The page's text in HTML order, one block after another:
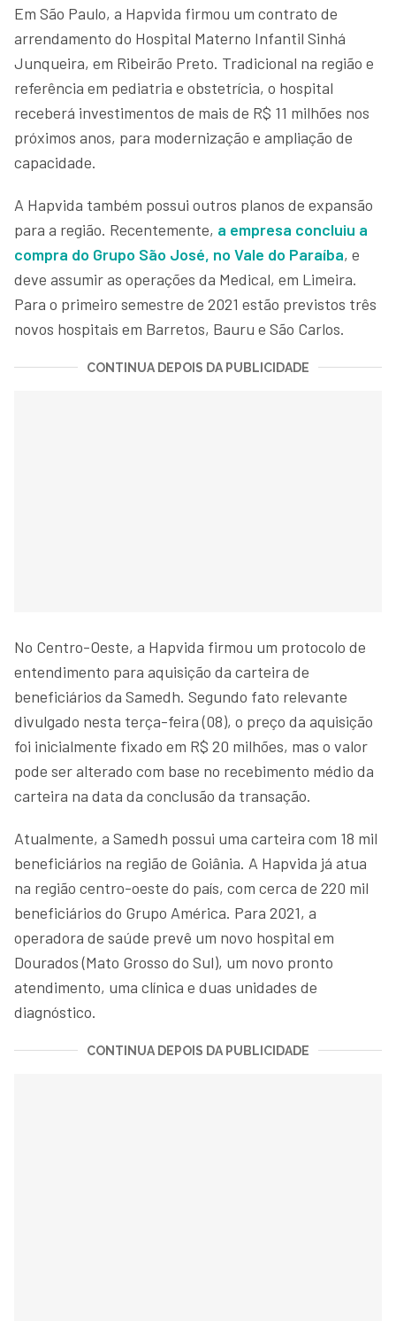
Em São Paulo, a Hapvida firmou um contrato de
arrendamento do Hospital Materno Infantil Sinhá
Junqueira, em Ribeirão Preto. Tradicional na região e
referência em pediatria e obstetrícia, o hospital
receberá investimentos de mais de R$ 11 milhões nos
próximos anos, para modernização e ampliação de
capacidade.
A Hapvida também possui outros planos de expansão
para a região. Recentemente, a empresa concluiu a
compra do Grupo São José, no Vale do Paraíba, e
deve assumir as operações da Medical, em Limeira.
Para o primeiro semestre de 2021 estão previstos três
novos hospitais em Barretos, Bauru e São Carlos.
CONTINUA DEPOIS DA PUBLICIDADE
No Centro-Oeste, a Hapvida firmou um protocolo de
entendimento para aquisição da carteira de
beneficiários da Samedh. Segundo fato relevante
divulgado nesta terça-feira (08), o preço da aquisição
foi inicialmente fixado em R$ 20 milhões, mas o valor
pode ser alterado com base no recebimento médio da
carteira na data da conclusão da transação.
Atualmente, a Samedh possui uma carteira com 18 mil
beneficiários na região de Goiânia. A Hapvida já atua
na região centro-oeste do país, com cerca de 220 mil
beneficiários do Grupo América. Para 2021, a
operadora de saúde prevê um novo hospital em
Dourados (Mato Grosso do Sul), um novo pronto
atendimento, uma clínica e duas unidades de
diagnóstico.
CONTINUA DEPOIS DA PUBLICIDADE